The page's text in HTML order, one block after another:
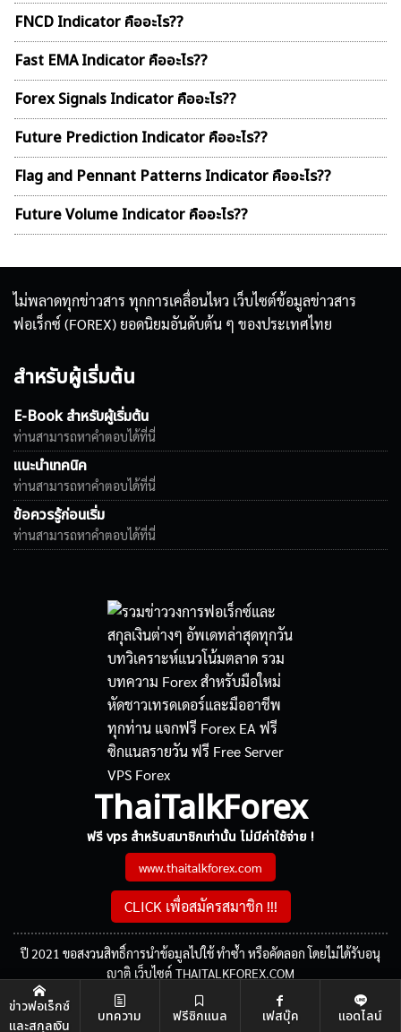
ค้นหา
สำหรับ:
FNCD Indicator คืออะไร??
Fast EMA Indicator คืออะไร??
Forex Signals Indicator คืออะไร??
Future Prediction Indicator คืออะไร??
Flag and Pennant Patterns Indicator คืออะไร??
Future Volume Indicator คืออะไร??
ไม่พลาดทุกข่าวสาร ทุกการเคลื่อนไหว เว็บไซต์ข้อมูลข่าวสาร
ฟอเร็กซ์ (FOREX) ยอดนิยมอันดับต้น ๆ ของประเทศไทย
สำหรับผู้เริ่มต้น
E-Book สำหรับผู้เริ่มต้น
ท่านสามารถหาคำตอบได้ที่นี่
แนะนำเทคนิค
ท่านสามารถหาคำตอบได้ที่นี่
ข้อควรรู้ก่อนเริ่ม
ท่านสามารถหาคำตอบได้ที่นี่
ThaiTalkForex
ฟรี vps สำหรับสมาชิกเท่านั้น ไม่มีค่าใช้จ่าย !
www.thaitalkforex.com
CLICK เพื่อสมัครสมาชิก !!!
ปี 2021 ขอสงวนสิทธิ์การนำข้อมูลไปใช้ ทำซ้ำ หรือคัดลอก โดยไม่ได้รับอนุ
ญาติ เว็บไซต์ THAITALKFOREX.COM
ข่าวฟอเร็กซ์
และสกุลเงิน
บทความ ฟรีซิกแนล เฟสบุ๊ค แอดไลน์